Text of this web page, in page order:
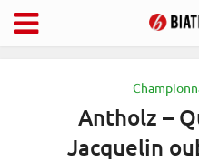
Antholz –
Jacquelin